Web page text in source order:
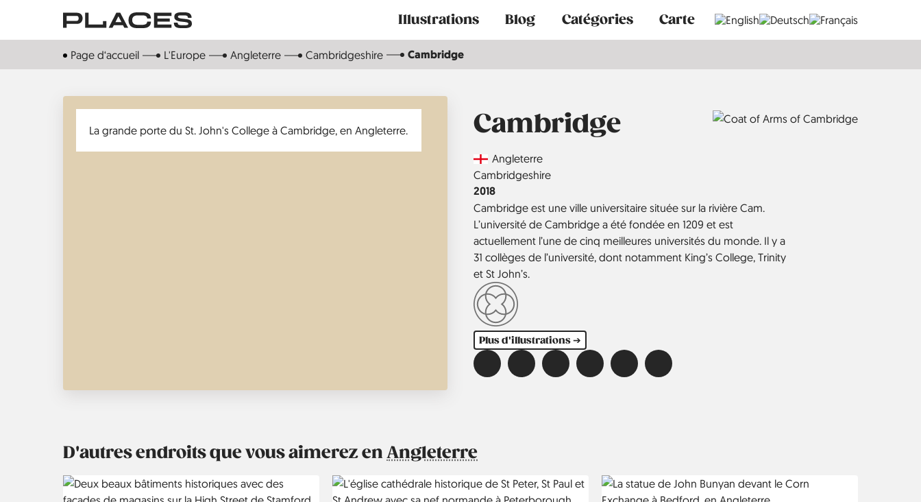
contenu
Main
navigation
Illustrations Blog Catégories Carte
Page d‘accueil L'Europe Angleterre Cambridgeshire Cambridge
Cambridge
CountryAngleterre
Région
Cambridgeshire
Année
2018
Cambridge est une ville universitaire située sur la rivière Cam.
L’université de Cambridge a été fondée en 1209 et est
actuellement l’une de cinq meilleures universités du monde. Il y a
31 collèges de l’université, dont notamment King’s College, Trinity
et St John’s.
Plus d'illustrations ➔
D'autres endroits que vous aimerez en Angleterre